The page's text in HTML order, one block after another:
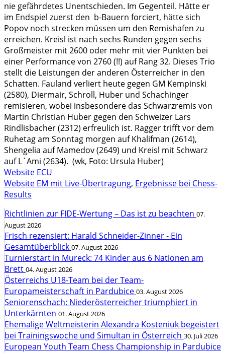
nie gefährdetes Unentschieden. Im Gegenteil. Hätte er
im Endspiel zuerst den b-Bauern forciert, hätte sich
Popov noch strecken müssen um den Remishafen zu
erreichen. Kreisl ist nach sechs Runden gegen sechs
Großmeister mit 2600 oder mehr mit vier Punkten bei
einer Performance von 2760 (!!) auf Rang 32. Dieses Trio
stellt die Leistungen der anderen Österreicher in den
Schatten. Fauland verliert heute gegen GM Kempinski
(2580), Diermair, Schroll, Huber und Schachinger
remisieren, wobei insbesondere das Schwarzremis von
Martin Christian Huber gegen den Schweizer Lars
Rindlisbacher (2312) erfreulich ist. Ragger trifft vor dem
Ruhetag am Sonntag morgen auf Khalifman (2614),
Shengelia auf Mamedov (2649) und Kreisl mit Schwarz
auf L´Ami (2634). (wk, Foto: Ursula Huber)
Website ECU
Website EM mit Live-Übertragung, Ergebnisse bei Chess-
Results
Richtlinien zur FIDE-Wertung – Das ist zu beachten 07.
August 2026
Frisch rezensiert: Harald Schneider-Zinner - Ein
Gesamtüberblick 07. August 2026
Turnierstart in Mureck: 74 Kinder aus 6 Nationen am
Brett 04. August 2026
Österreichs U18-Team bei der Team-
Europameisterschaft in Pardubice 03. August 2026
Seniorenschach: Niederösterreicher triumphiert in
Unterkärnten 01. August 2026
Ehemalige Weltmeisterin Alexandra Kosteniuk begeistert
bei Trainingswoche und Simultan in Österreich 30. Juli 2026
European Youth Team Chess Championship in Pardubice